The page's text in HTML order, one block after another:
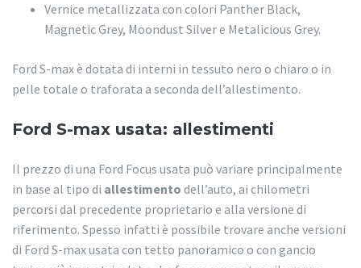
Vernice metallizzata con colori Panther Black,
Magnetic Grey, Moondust Silver e Metalicious Grey.
Ford S-max è dotata di interni in tessuto nero o chiaro o in
pelle totale o traforata a seconda dell’allestimento.
Ford S-max usata: allestimenti
Il prezzo di una Ford Focus usata può variare principalmente
in base al tipo di allestimento dell’auto, ai chilometri
percorsi dal precedente proprietario e alla versione di
riferimento. Spesso infatti è possibile trovare anche versioni
di Ford S-max usata con tetto panoramico o con gancio